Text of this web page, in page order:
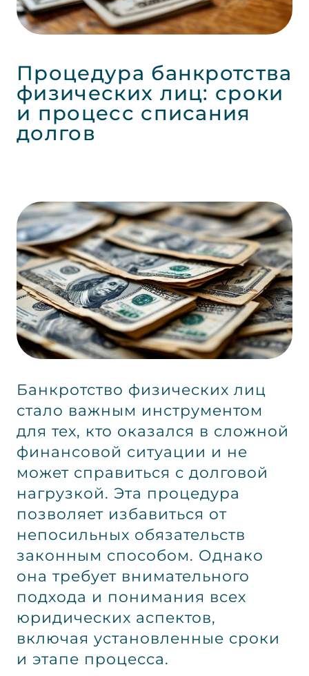
Процедура банкротства
физических лиц: сроки
и процесс списания
долгов
Банкротство физических лиц
стало важным инструментом
для тех, кто оказался в сложной
финансовой ситуации и не
может справиться с долговой
нагрузкой. Эта процедура
позволяет избавиться от
непосильных обязательств
законным способом. Однако
она требует внимательного
подхода и понимания всех
юридических аспектов,
включая установленные сроки
и этапе процесса.